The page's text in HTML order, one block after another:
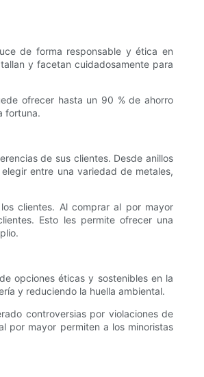
de forma responsable y ética en
y facetan cuidadosamente para
ofrecer hasta un 90 % de ahorro
fortuna.
de sus clientes. Desde anillos
entre una variedad de metales,
clientes. Al comprar al por mayor
Esto les permite ofrecer una
opciones éticas y sostenibles en la
y reduciendo la huella ambiental.
controversias por violaciones de
por mayor permiten a los minoristas